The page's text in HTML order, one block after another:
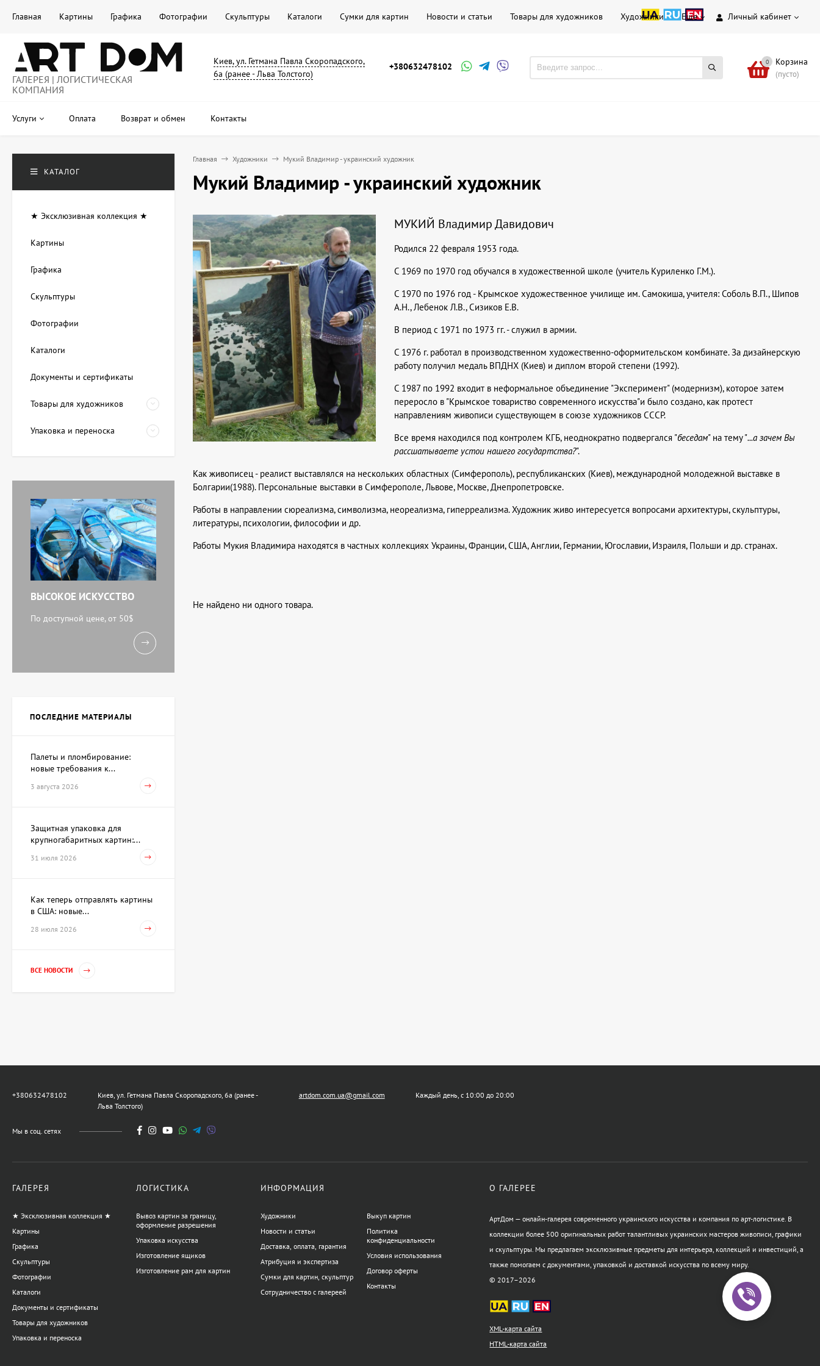
Личный кабинет
Главная Картины Графика Фотографии Скульптуры Каталоги Сумки для картин Новости и статьи Товары для художников Художники Еще
ГАЛЕРЕЯ | ЛОГИСТИЧЕСКАЯ
КОМПАНИЯ
Киев, ул. Гетмана Павла Скоропадского,
6а (ранее - Льва Толстого)
+380632478102 0 Корзина
(пусто)
Услуги Оплата Возврат и обмен Контакты
Главная Художники Мукий Владимир - украинский художник
Мукий Владимир - украинский художник
МУКИЙ Владимир Давидович
Родился 22 февраля 1953 года.
C 1969 по 1970 год обучался в художественной школе (учитель Куриленко Г.М.).
С 1970 по 1976 год - Крымское художественное училище им. Самокиша, учителя: Соболь В.П., Шипов
А.Н., Лебенок Л.В., Сизиков Е.В.
В период с 1971 по 1973 гг. - служил в армии.
C 1976 г. работал в производственном художественно-оформительском комбинате. За дизайнерскую
работу получил медаль ВПДНХ (Киев) и диплом второй степени (1992).
С 1987 по 1992 входит в неформальное объединение "Эксперимент" (модернизм), которое затем
переросло в "Крымское товариство современного искусства"и было создано, как протест
направлениям живописи существующем в союзе художников СССР.
Все время находился под контролем КГБ, неоднократно подвергался "беседам" на тему "...а зачем Вы
рассшатываете устои нашего государтства?".
Как живописец - реалист выставлялся на нескольких областных (Симферополь), республиканских (Киев), международной молодежной выставке в
Болгарии(1988). Персональные выставки в Симферополе, Львове, Москве, Днепропетровске.
Работы в направлении сюреализма, символизма, неореализма, гиперреализма. Художник живо интересуется вопросами архитектуры, скульптуры,
литературы, психологии, философии и др.
Работы Мукия Владимира находятся в частных коллекциях Украины, Франции, США, Англии, Германии, Югославии, Израиля, Польши и др. странах.
Не найдено ни одного товара.
КАТАЛОГ
★ Эксклюзивная коллекция ★
Картины
Графика
Скульптуры
Фотографии
Каталоги
Документы и сертификаты
Товары для художников
Упаковка и переноска
ВЫСОКОЕ ИСКУССТВО
По доступной цене, от 50$
ПОСЛЕДНИЕ МАТЕРИАЛЫ
Палеты и пломбирование:
новые требования к...
3 августа 2026
Защитная упаковка для
крупногабаритных картин:...
31 июля 2026
Как теперь отправлять картины
в США: новые...
28 июля 2026
ВСЕ НОВОСТИ
+380632478102
Киев, ул. Гетмана Павла Скоропадского, 6а (ранее -
Льва Толстого)
artdom.com.ua@gmail.com Каждый день, с 10:00 до 20:00
Мы в соц. сетях
ГАЛЕРЕЯ
★ Эксклюзивная коллекция ★
Картины
Графика
Скульптуры
Фотографии
Каталоги
Документы и сертификаты
Товары для художников
Упаковка и переноска
ЛОГИСТИКА
Вывоз картин за границу,
оформление разрешения
Упаковка искусства
Изготовление ящиков
Изготовление рам для картин
ИНФОРМАЦИЯ
Художники
Новости и статьи
Доставка, оплата, гарантия
Атрибуция и экспертиза
Сумки для картин, скульптур
Сотрудничество с галереей
Выкуп картин
Политика
конфиденциальности
Условия использования
Договор оферты
Контакты
О ГАЛЕРЕЕ
АртДом — онлайн-галерея современного украинского искусства и компания по арт-логистике. В
коллекции более 500 оригинальных работ талантливых украинских мастеров живописи, графики
и скульптуры. Мы предлагаем эксклюзивные предметы для интерьера, коллекций и инвестиций, а
также помогаем с документами, упаковкой и доставкой искусства по всему миру.
© 2017–2026
XML-карта сайта
HTML-карта сайта